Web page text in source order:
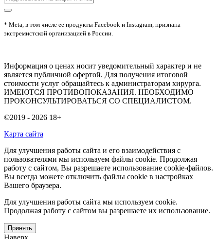
* Meta, в том числе ее продукты Facebook и Instagram, признана
экстремистской организацией в России.
Информация о ценах носит уведомительный характер и не
является публичной офертой. Для получения итоговой
стоимости услуг обращайтесь к администраторам хирурга.
ИМЕЮТСЯ ПРОТИВОПОКАЗАНИЯ. НЕОБХОДИМО
ПРОКОНСУЛЬТИРОВАТЬСЯ СО СПЕЦИАЛИСТОМ.
©2019 - 2026 18+
Карта сайта
Для улучшения работы сайта и его взаимодействия с
пользователями мы используем файлы cookie. Продолжая
работу с сайтом, Вы разрешаете использование cookie-файлов.
Вы всегда можете отключить файлы cookie в настройках
Вашего браузера.
Для улучшения работы сайта мы используем cookie.
Продолжая работу с сайтом вы разрешаете их использование.
Принять
Наверх